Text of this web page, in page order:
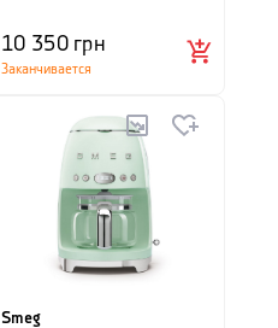
10 350грн
Заканчивается
Smeg